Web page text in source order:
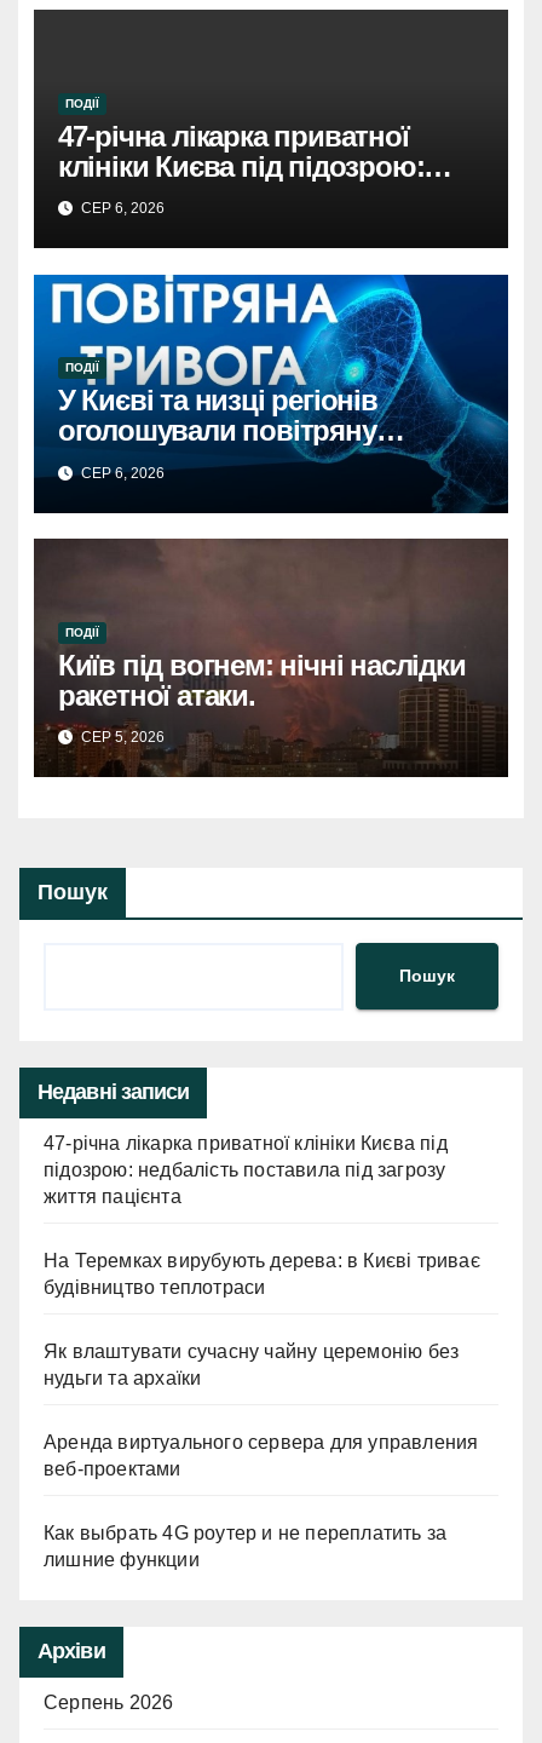
ПОДІЇ
47-річна лікарка приватної
клініки Києва під підозрою:
недбалість поставила під
СЕР 6, 2026
ПОДІЇ
У Києві та низці регіонів
оголошували повітряну
тривогу через загрозу
балістикиПовітряна тривога в
Києві та регіонах: загроза
СЕР 6, 2026
ПОДІЇ
Київ під вогнем: нічні наслідки
ракетної атаки.
СЕР 5, 2026
Пошук
Пошук
Недавні записи
47-річна лікарка приватної клініки Києва під
підозрою: недбалість поставила під загрозу
життя пацієнта
На Теремках вирубують дерева: в Києві триває
будівництво теплотраси
Як влаштувати сучасну чайну церемонію без
нудьги та архаїки
Аренда виртуального сервера для управления
веб-проектами
Как выбрать 4G роутер и не переплатить за
лишние функции
Архіви
Серпень 2026